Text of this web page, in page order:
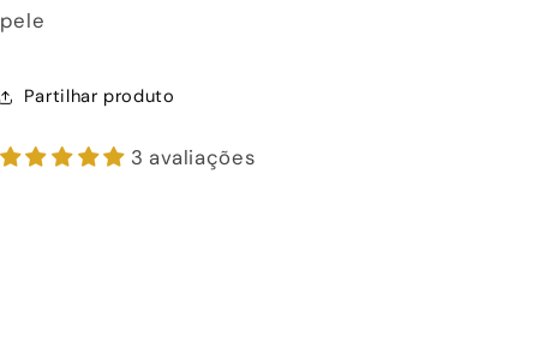
pele
Partilhar produto
3 avaliações